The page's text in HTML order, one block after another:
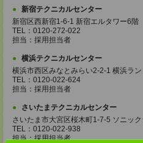
新宿テクニカルセンター
新宿区西新宿1-6-1 新宿エルタワー6階
TEL：0120-272-022
担当：採用担当者
横浜テクニカルセンター
横浜市西区みなとみらい2-2-1 横浜ラ
TEL：0120-022-624
担当：採用担当者
さいたまテクニカルセンター
さいたま市大宮区桜木町1-7-5 ソニッ
TEL：0120-022-938
担当：採用担当者